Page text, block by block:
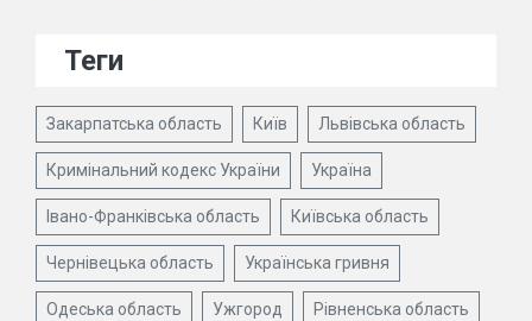
Теги
Закарпатська область Київ Львівська область
Кримінальний кодекс України Україна
Івано-Франківська область Київська область
Чернівецька область Українська гривня
Одеська область Ужгород Рівненська область